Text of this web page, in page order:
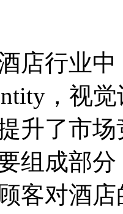
店行业
，视
升了市
组成部
客对酒